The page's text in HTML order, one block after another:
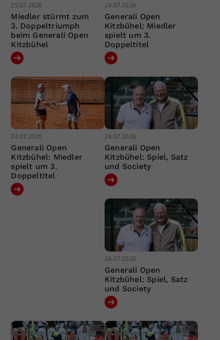
25.07.2026
Miedler stürmt zum
3. Doppeltriumph
beim Generali Open
Kitzbühel
24.07.2026
Generali Open
Kitzbühel: Miedler
spielt um 3.
Doppeltitel
24.07.2026
Generali Open
Kitzbühel: Miedler
spielt um 3.
Doppeltitel
24.07.2026
Generali Open
Kitzbühel: Spiel, Satz
und Society
24.07.2026
Generali Open
Kitzbühel: Spiel, Satz
und Society